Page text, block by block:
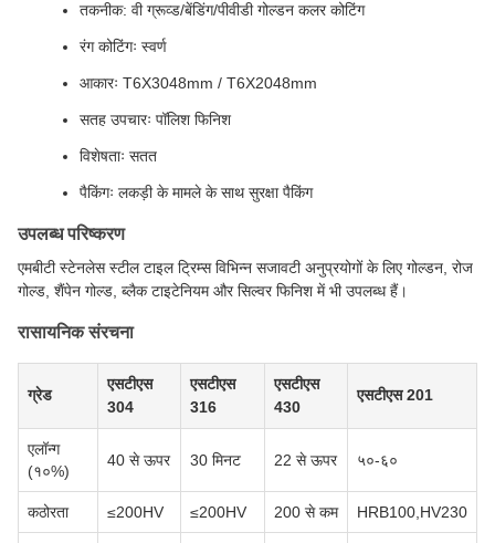
तकनीक: वी ग्रूव्ड/बेंडिंग/पीवीडी गोल्डन कलर कोटिंग
रंग कोटिंगः स्वर्ण
आकारः T6X3048mm / T6X2048mm
सतह उपचारः पॉलिश फिनिश
विशेषताः सतत
पैकिंगः लकड़ी के मामले के साथ सुरक्षा पैकिंग
उपलब्ध परिष्करण
एमबीटी स्टेनलेस स्टील टाइल ट्रिम्स विभिन्न सजावटी अनुप्रयोगों के लिए गोल्डन, रोज
गोल्ड, शैंपेन गोल्ड, ब्लैक टाइटेनियम और सिल्वर फिनिश में भी उपलब्ध हैं।
रासायनिक संरचना
ग्रेड
एसटीएस
304
एसटीएस
316
एसटीएस
430
एसटीएस 201
एलॉन्ग
(१०%)
40 से ऊपर 30 मिनट 22 से ऊपर ५०-६०
कठोरता ≤200HV ≤200HV 200 से कम HRB100,HV230